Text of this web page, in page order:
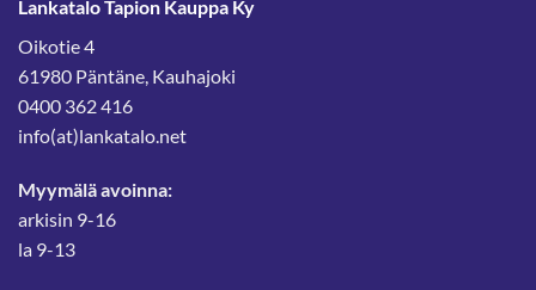
Lankatalo Tapion Kauppa Ky
Oikotie 4
61980 Päntäne, Kauhajoki
0400 362 416
info(at)lankatalo.net
Myymälä avoinna:
arkisin 9-16
la 9-13